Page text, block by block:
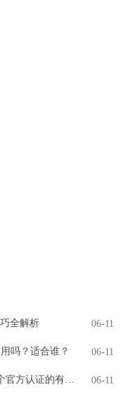
全解析 06-11
吗？适合谁？ 06-11
WPS会员免费领取终极攻略：8个官方认证的有效方法 06-11